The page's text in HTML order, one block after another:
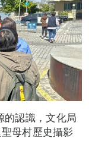
的認識，文化局
母村歷史攝影